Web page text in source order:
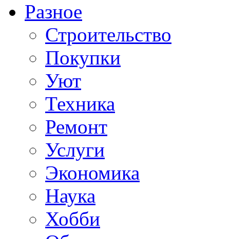
Разное
Строительство
Покупки
Уют
Техника
Ремонт
Услуги
Экономика
Наука
Хобби